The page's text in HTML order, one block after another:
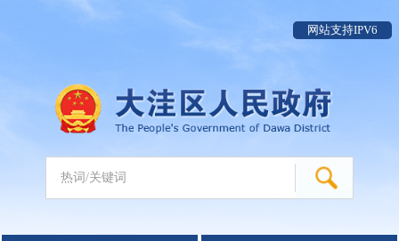
网站支持IPV6